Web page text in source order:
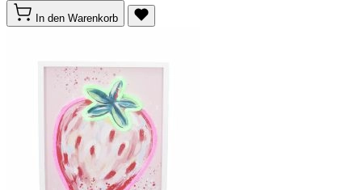
In den Warenkorb